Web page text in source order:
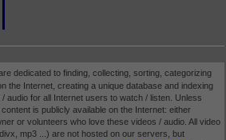
dedicated to finding, collecting, sorting, categorizing
the Internet, creating a unique database and indexing
audio for all Internet users to watch / listen. Unless
is publicly available on the Internet: either
or volunteers who love these videos / audio. All video
mp3 ...) are not hosted on our servers, but